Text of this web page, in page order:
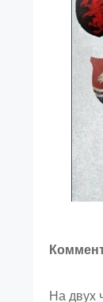
На двух